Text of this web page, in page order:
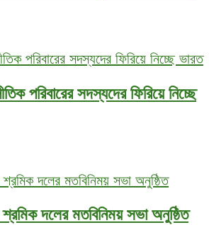
পরিবারের সদস্যদের ফিরিয়ে নিচ্ছে
দলের মতবিনিময় সভা অনুষ্ঠিত